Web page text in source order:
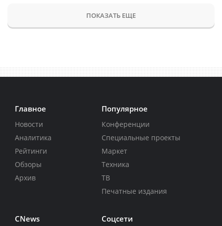
ПОКАЗАТЬ ЕЩЕ
Главное
Новости
Аналитика
Рейтинги
Обзоры
Архив
Популярное
Конференции
Специальные проекты
Маркет
Техника
ТВ
Печатные издания
CNews Соцсети